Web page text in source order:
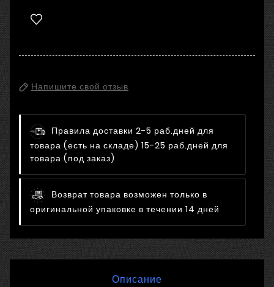
Напишите свой отзыв
Правила доставки 2-5 раб.дней для
товара (есть на складе) 15-25 раб.дней для
товара (под заказ)
Возврат товара возможен только в
оригинальной упаковке в течении 14 дней
Описание